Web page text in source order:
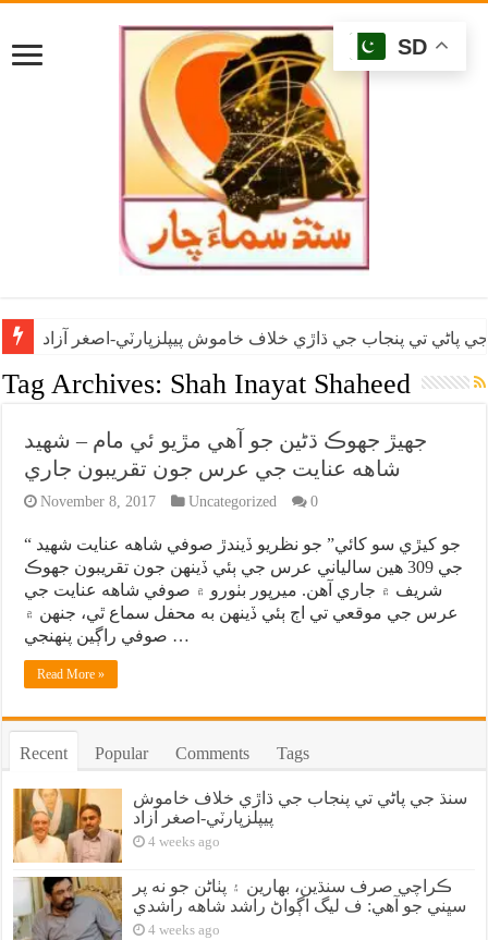
پاڻي تي پنجاب جي ڌاڙي خلاف خاموش پيپلزپارٽي-اصغر آزاد
Tag Archives: Shah Inayat Shaheed
جهيڙ جهوڪ ڌڻين جو آهي مڙيو ئي مام – شهيد
شاهه عنايت جي عرس جون تقريبون جاري
November 8, 2017 Uncategorized 0
“ جو کيڙي سو کائي” جو نظريو ڏيندڙ صوفي شاهه عنايت شهيد
جي 309 هين سالياني عرس جي ٻئي ڏينهن جون تقريبون جهوڪ
شريف ۾ جاري آهن. ميرپور بٺورو ۾ صوفي شاهه عنايت جي
عرس جي موقعي تي اڄ ٻئي ڏينھن به محفل سماع ٿي، جنھن ۾
صوفي راڳين پنهنجي …
Read More »
Recent Popular Comments Tags
سنڌ جي پاڻي تي پنجاب جي ڌاڙي خلاف خاموش
پيپلزپارٽي-اصغر آزاد
4 weeks ago
ڪراچي صرف سنڌين، بهارين ۽ پٺاڻن جو نه پر
سڀني جو آهي: ف ليگ اڳواڻ راشد شاهه راشدي
4 weeks ago
SD